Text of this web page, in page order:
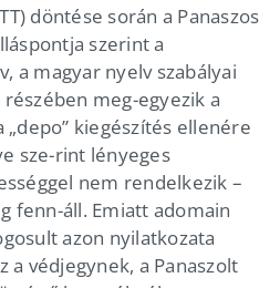
döntése során a Panaszos
szerint a
a magyar nyelv szabályai
meg-egyezik a
„depo” kiegészítés ellenére
sze-rint lényeges
nem rendelkezik –
fenn-áll. Emiatt adomain
azon nyilatkozata
a védjegynek, a Panaszolt